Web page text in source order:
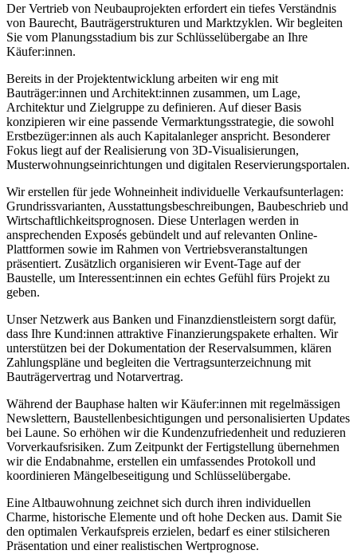
Der Vertrieb von Neubauprojekten erfordert ein tiefes Verständnis
von Baurecht, Bauträgerstrukturen und Marktzyklen. Wir begleiten
Sie vom Planungsstadium bis zur Schlüsselübergabe an Ihre
Käufer:innen.
Bereits in der Projektentwicklung arbeiten wir eng mit
Bauträger:innen und Architekt:innen zusammen, um Lage,
Architektur und Zielgruppe zu definieren. Auf dieser Basis
konzipieren wir eine passende Vermarktungsstrategie, die sowohl
Erstbezüger:innen als auch Kapitalanleger anspricht. Besonderer
Fokus liegt auf der Realisierung von 3D-Visualisierungen,
Musterwohnungseinrichtungen und digitalen Reservierungsportalen.
Wir erstellen für jede Wohneinheit individuelle Verkaufsunterlagen:
Grundrissvarianten, Ausstattungsbeschreibungen, Baubeschrieb und
Wirtschaftlichkeitsprognosen. Diese Unterlagen werden in
ansprechenden Exposés gebündelt und auf relevanten Online-
Plattformen sowie im Rahmen von Vertriebsveranstaltungen
präsentiert. Zusätzlich organisieren wir Event-Tage auf der
Baustelle, um Interessent:innen ein echtes Gefühl fürs Projekt zu
geben.
Unser Netzwerk aus Banken und Finanzdienstleistern sorgt dafür,
dass Ihre Kund:innen attraktive Finanzierungspakete erhalten. Wir
unterstützen bei der Dokumentation der Reservalsummen, klären
Zahlungspläne und begleiten die Vertragsunterzeichnung mit
Bauträgervertrag und Notarvertrag.
Während der Bauphase halten wir Käufer:innen mit regelmässigen
Newslettern, Baustellenbesichtigungen und personalisierten Updates
bei Laune. So erhöhen wir die Kundenzufriedenheit und reduzieren
Vorverkaufsrisiken. Zum Zeitpunkt der Fertigstellung übernehmen
wir die Endabnahme, erstellen ein umfassendes Protokoll und
koordinieren Mängelbeseitigung und Schlüsselübergabe.
Eine Altbauwohnung zeichnet sich durch ihren individuellen
Charme, historische Elemente und oft hohe Decken aus. Damit Sie
den optimalen Verkaufspreis erzielen, bedarf es einer stilsicheren
Präsentation und einer realistischen Wertprognose.